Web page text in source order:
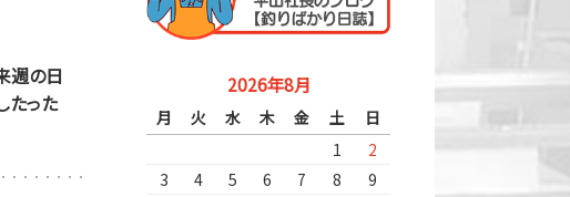
週の日
たった
2026年8月
月 火 水 木 金 土
日
1
2
3
4 5 6 7 8
9